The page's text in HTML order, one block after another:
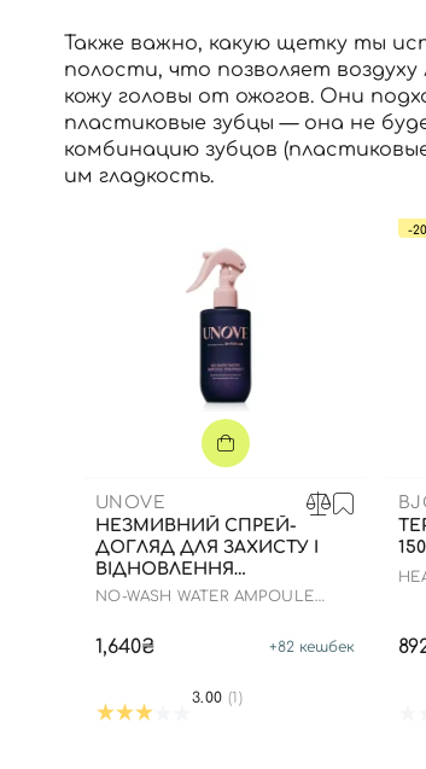
Также важно, какую щетку ты
полости, что позволяет
кожу головы от ожогов. Они
пластиковые зубцы — она не
комбинацию зубцов
им гладкость.
UNOVE
НЕЗМИВНИЙ СПРЕЙ-
ДОГЛЯД ДЛЯ ЗАХИСТУ І
ВІДНОВЛЕННЯ
ПОШКОДЖЕНОГО
NO-WASH WATER AMPOULE
1,640₴ +82 кешбек
3.00 (1)
-
Войти с